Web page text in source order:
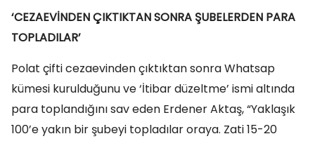
‘CEZAEVİNDEN ÇIKTIKTAN SONRA ŞUBELERDEN PARA
TOPLADILAR’
Polat çifti cezaevinden çıktıktan sonra Whatsap
kümesi kurulduğunu ve ‘İtibar düzeltme’ ismi altında
para toplandığını sav eden Erdener Aktaş, “Yaklaşık
100’e yakın bir şubeyi topladılar oraya. Zati 15-20